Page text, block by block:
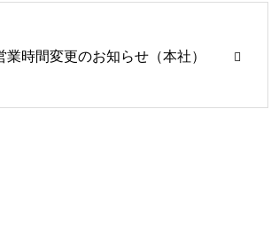
業時間変更のお知らせ（本社）